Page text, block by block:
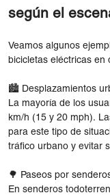
según el
Veamos algunos
bicicletas eléctricas en
🏙 Desplazamientos
La mayoría de los
km/h (15 y 20 mph).
para este tipo de
tráfico urbano y evitar
🌳 Paseos por
En senderos